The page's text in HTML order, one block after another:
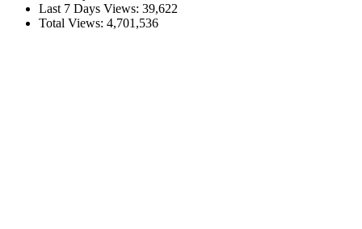
Last 7 Days Views: 39,622
Total Views: 4,701,536